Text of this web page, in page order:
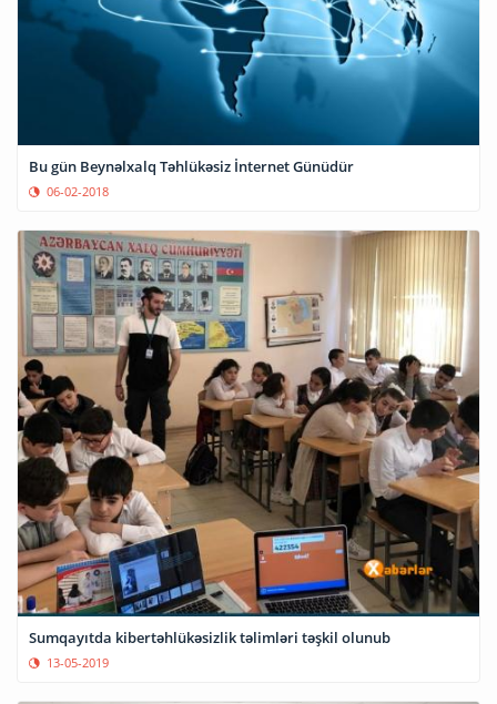
Bu gün Beynəlxalq Təhlükəsiz İnternet Günüdür
06-02-2018
Sumqayıtda kibertəhlükəsizlik təlimləri təşkil olunub
13-05-2019